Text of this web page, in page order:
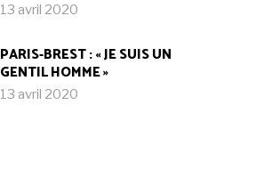
13 avril 2020
PARIS-BREST : « JE SUIS UN
GENTIL HOMME »
13 avril 2020